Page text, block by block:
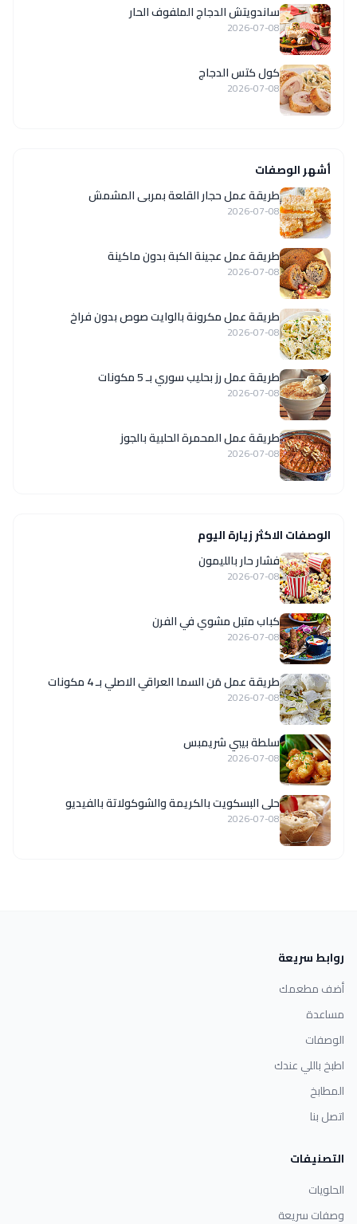
ساندويتش الدجاج الملفوف الحار
2026-07-08
كول كتس الدجاج
2026-07-08
أشهر الوصفات
طريقة عمل حجار القلعة بمربى المشمش
2026-07-08
طريقة عمل عجينة الكبة بدون ماكينة
2026-07-08
طريقة عمل مكرونة بالوايت صوص بدون فراخ
2026-07-08
طريقة عمل رز بحليب سوري بـ 5 مكونات
2026-07-08
طريقة عمل المحمرة الحلبية بالجوز
2026-07-08
الوصفات الاكثر زيارة اليوم
فشار حار بالليمون
2026-07-08
كباب متبل مشوي في الفرن
2026-07-08
طريقة عمل مَن السما العراقي الاصلي بـ 4 مكونات
2026-07-08
سلطة بيبي شريمبس
2026-07-08
حلى البسكويت بالكريمة والشوكولاتة بالفيديو
2026-07-08
روابط سريعة
أضف مطعمك
مساعدة
الوصفات
اطبخ باللي عندك
المطابخ
اتصل بنا
التصنيفات
الحلويات
وصفات سريعة